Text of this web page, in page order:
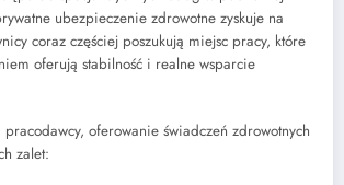
ubezpieczenie zdrowotne zyskuje na
coraz częściej poszukują miejsc pracy, które
oferują stabilność i realne wsparcie
oferowanie świadczeń zdrowotnych
zalet: